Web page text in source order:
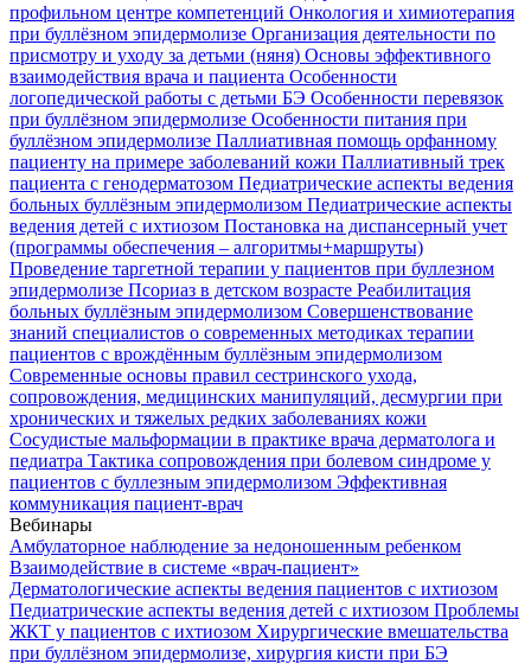
профильном центре компетенций Онкология и химиотерапия
при буллёзном эпидермолизе Организация деятельности по
присмотру и уходу за детьми (няня) Основы эффективного
взаимодействия врача и пациента Особенности
логопедической работы с детьми БЭ Особенности перевязок
при буллёзном эпидермолизе Особенности питания при
буллёзном эпидермолизе Паллиативная помощь орфанному
пациенту на примере заболеваний кожи Паллиативный трек
пациента с генодерматозом Педиатрические аспекты ведения
больных буллёзным эпидермолизом Педиатрические аспекты
ведения детей с ихтиозом Постановка на диспансерный учет
(программы обеспечения – алгоритмы+маршруты)
Проведение таргетной терапии у пациентов при буллезном
эпидермолизе Псориаз в детском возрасте Реабилитация
больных буллёзным эпидермолизом Совершенствование
знаний специалистов о современных методиках терапии
пациентов с врождённым буллёзным эпидермолизом
Современные основы правил сестринского ухода,
сопровождения, медицинских манипуляций, десмургии при
хронических и тяжелых редких заболеваниях кожи
Сосудистые мальформации в практике врача дерматолога и
педиатра Тактика сопровождения при болевом синдроме у
пациентов с буллезным эпидермолизом Эффективная
коммуникация пациент-врач
Вебинары
Амбулаторное наблюдение за недоношенным ребенком
Взаимодействие в системе «врач-пациент»
Дерматологические аспекты ведения пациентов с ихтиозом
Педиатрические аспекты ведения детей с ихтиозом Проблемы
ЖКТ у пациентов с ихтиозом Хирургические вмешательства
при буллёзном эпидермолизе, хирургия кисти при БЭ